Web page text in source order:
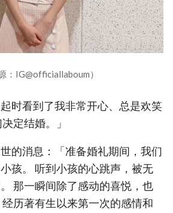
：IG@officiallaboum）
起时看到了我非常开心、总是欢笑
定结婚。」
的消息：「准备婚礼期间，我们
孩。 听到小孩的心跳声，被无
那一瞬间除了感动的喜悦，也
历著有生以来第一次的感情和